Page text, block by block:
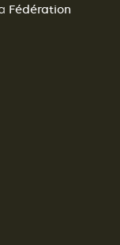
Fédération